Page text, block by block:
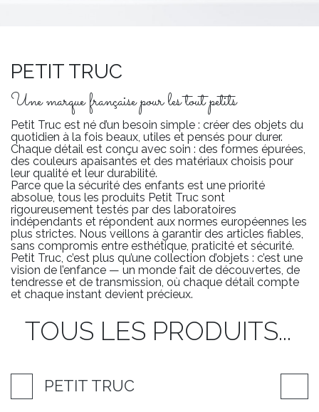
PETIT TRUC
Une marque française pour les tout petits
Petit Truc est né d’un besoin simple : créer des objets du
quotidien à la fois beaux, utiles et pensés pour durer.
Chaque détail est conçu avec soin : des formes épurées,
des couleurs apaisantes et des matériaux choisis pour
leur qualité et leur durabilité.
Parce que la sécurité des enfants est une priorité
absolue, tous les produits Petit Truc sont
rigoureusement testés par des laboratoires
indépendants et répondent aux normes européennes les
plus strictes. Nous veillons à garantir des articles fiables,
sans compromis entre esthétique, praticité et sécurité.
Petit Truc, c’est plus qu’une collection d’objets : c’est une
vision de l’enfance — un monde fait de découvertes, de
tendresse et de transmission, où chaque détail compte
et chaque instant devient précieux.
TOUS LES PRODUITS...
PETIT TRUC